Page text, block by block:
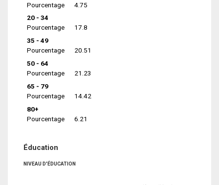
Pourcentage
4.75
20 - 34
Pourcentage
17.8
35 - 49
Pourcentage
20.51
50 - 64
Pourcentage
21.23
65 - 79
Pourcentage
14.42
80+
Pourcentage
6.21
Éducation
NIVEAU D'ÉDUCATION